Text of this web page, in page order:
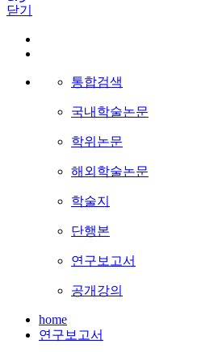
닫기
통합검색
국내학술논문
학위논문
해외학술논문
학술지
단행본
연구보고서
공개강의
home
연구보고서